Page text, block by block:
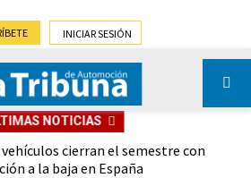
INICIAR SESIÓN
NOTICIAS
cierran el semestre con
a la baja en España